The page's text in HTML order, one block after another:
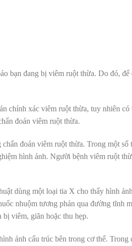
bạn đang bị viêm ruột thừa. Do đó,
chính xác viêm ruột thừa, tuy nhiên
đoán viêm ruột thừa.
đoán viêm ruột thừa. Trong một số
hình ảnh. Người bệnh viêm ruột
dùng một loại tia X cho thấy hình
nhuộm tương phản qua đường tĩnh
viêm, giãn hoặc thu hẹp.
ảnh cấu trúc bên trong cơ thể.